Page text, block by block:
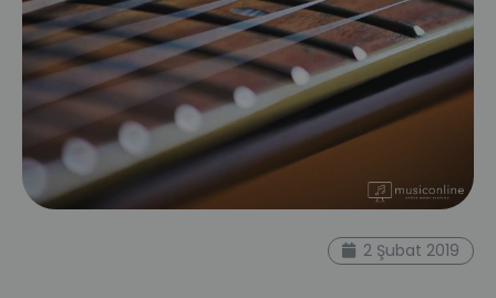
2 Şubat 2019